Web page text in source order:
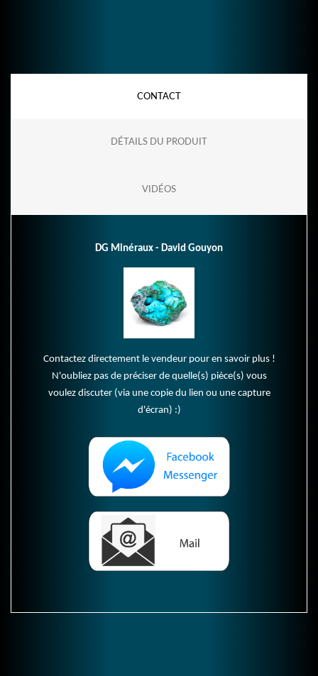
CONTACT
DÉTAILS DU PRODUIT
VIDÉOS
DG Minéraux - David Gouyon
Contactez directement le vendeur pour en savoir plus !
N'oubliez pas de préciser de quelle(s) pièce(s) vous
voulez discuter (via une copie du lien ou une capture
d'écran) :)